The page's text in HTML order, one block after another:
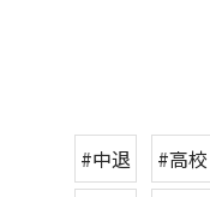
#中退 #高校